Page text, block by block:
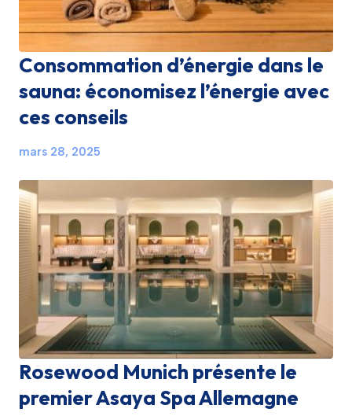
Consommation d’énergie dans le
sauna: économisez l’énergie avec
ces conseils
mars 28, 2025
Rosewood Munich présente le
premier Asaya Spa Allemagne